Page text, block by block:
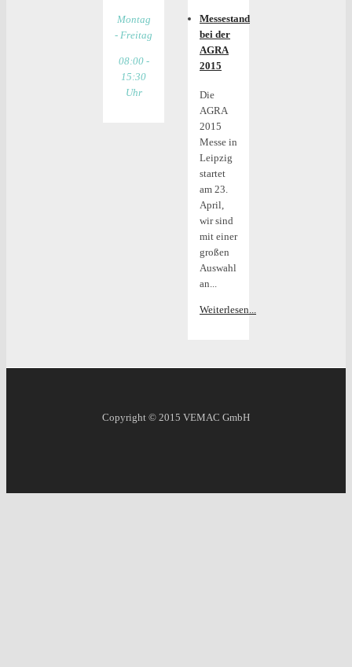
Montag
- Freitag
08:00 -
15:30
Uhr
Messestand
bei der
AGRA
2015
Die
AGRA
2015
Messe in
Leipzig
startet
am 23.
April,
wir sind
mit einer
großen
Auswahl
an...
Weiterlesen...
Copyright © 2015 VEMAC GmbH